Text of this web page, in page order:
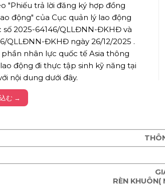
"Phiếu trả lời đăng ký hợp đồng
động" của Cục quản lý lao động
số 2025-64146/QLLĐNN-ĐKHĐ và
QLLĐNN-ĐKHĐ ngày 26/12/2025 .
nhân lực quốc tế Asia thông
động đi thực tập sinh kỹ năng tại
nội dung dưới đây.
む →
RÈN KHUÔN(